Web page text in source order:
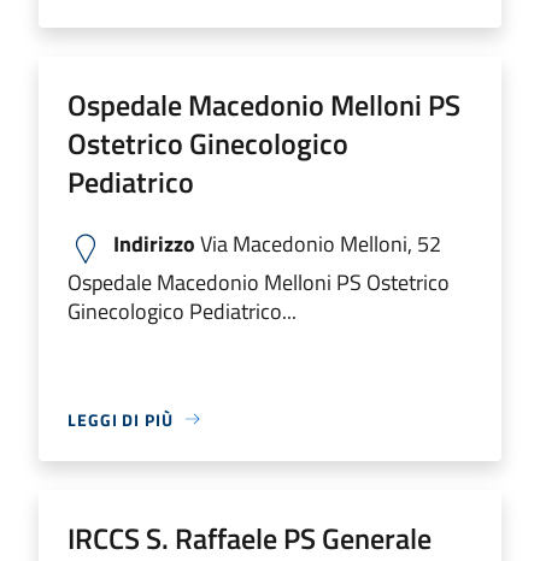
Ospedale Macedonio Melloni PS
Ostetrico Ginecologico
Pediatrico
IndirizzoVia Macedonio Melloni, 52
Ospedale Macedonio Melloni PS Ostetrico
Ginecologico Pediatrico...
LEGGI DI PIÙ
IRCCS S. Raffaele PS Generale